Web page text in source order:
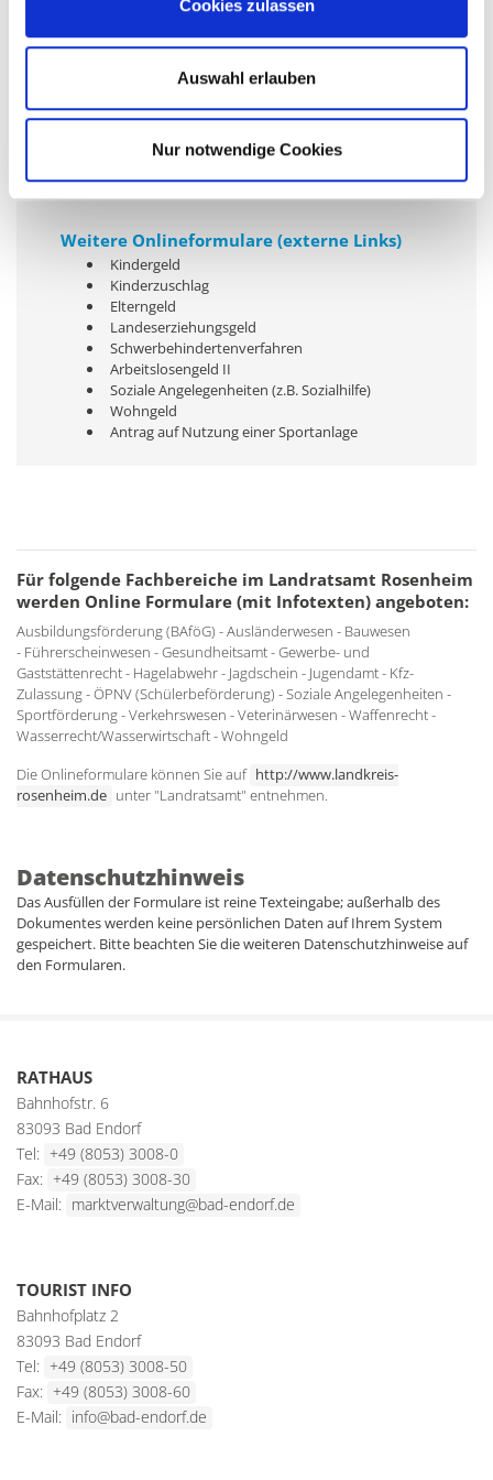
Cookies zulassen
Auswahl erlauben
Nur notwendige Cookies
Antrag auf Ermäßigung der Müllgebühren
Erklärung zur Veranlagung des
Erklärung zur Zweitwohnungssteuer
Weitere Onlineformulare (externe Links)
Kindergeld
Kinderzuschlag
Elterngeld
Landeserziehungsgeld
Schwerbehindertenverfahren
Arbeitslosengeld II
Soziale Angelegenheiten (z.B. Sozialhilfe)
Wohngeld
Antrag auf Nutzung einer Sportanlage
Für folgende Fachbereiche im Landratsamt Rosenheim
werden Online Formulare (mit Infotexten) angeboten:
Ausbildungsförderung (BAföG) - Ausländerwesen - Bauwesen
- Führerscheinwesen - Gesundheitsamt - Gewerbe- und
Gaststättenrecht - Hagelabwehr - Jagdschein - Jugendamt - Kfz-
Zulassung - ÖPNV (Schülerbeförderung) - Soziale Angelegenheiten -
Sportförderung - Verkehrswesen - Veterinärwesen - Waffenrecht -
Wasserrecht/Wasserwirtschaft - Wohngeld
Die Onlineformulare können Sie auf http://www.landkreis-
rosenheim.de unter "Landratsamt" entnehmen.
Datenschutzhinweis
Das Ausfüllen der Formulare ist reine Texteingabe; außerhalb des
Dokumentes werden keine persönlichen Daten auf Ihrem System
gespeichert. Bitte beachten Sie die weiteren Datenschutzhinweise auf
den Formularen.
RATHAUS
Bahnhofstr. 6
83093 Bad Endorf
Tel: +49 (8053) 3008-0
Fax: +49 (8053) 3008-30
E-Mail: marktverwaltung@bad-endorf.de
TOURIST INFO
Bahnhofplatz 2
83093 Bad Endorf
Tel: +49 (8053) 3008-50
Fax: +49 (8053) 3008-60
E-Mail: info@bad-endorf.de